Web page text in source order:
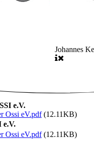
Johannes
e.V.
Ossi eV.pdf(12.11KB)
e.V.
Ossi eV.pdf(12.11KB)